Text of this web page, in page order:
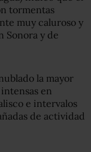
tormentas
muy caluroso y
Sonora y de
la mayor
en
e intervalos
de actividad